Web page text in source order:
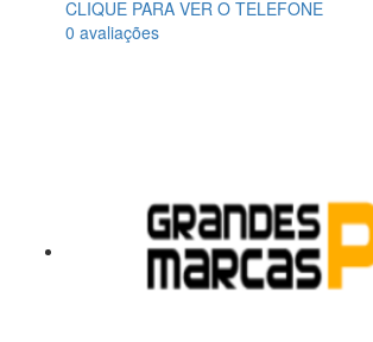
CLIQUE PARA VER O TELEFONE
0 avaliações